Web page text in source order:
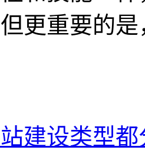
更重要的
建设类型